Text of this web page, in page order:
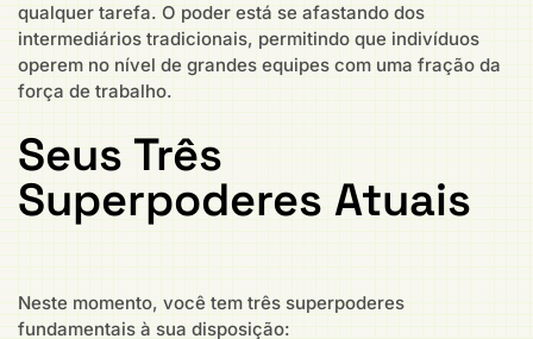
qualquer tarefa. O poder está se afastando dos
intermediários tradicionais, permitindo que indivíduos
operem no nível de grandes equipes com uma fração da
força de trabalho.
Seus Três
Superpoderes Atuais
Neste momento, você tem três superpoderes
fundamentais à sua disposição: